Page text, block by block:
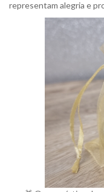
representam alegria e